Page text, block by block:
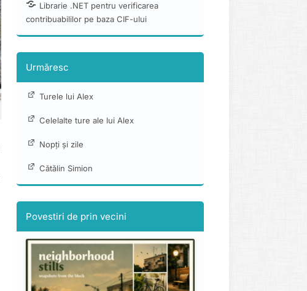
Librarie .NET pentru verificarea
contribuabililor pe baza CIF-ului
Urmăresc
Turele lui Alex
Celelalte ture ale lui Alex
Nopți și zile
Cătălin Simion
Povestiri de prin vecini